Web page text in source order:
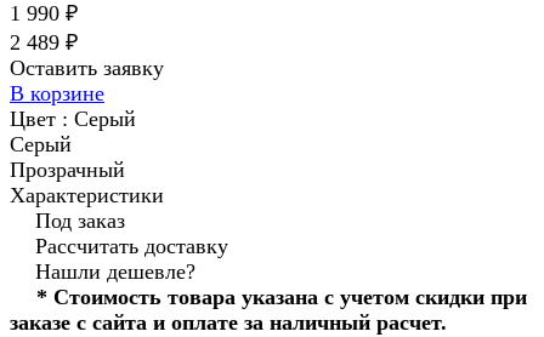
1 990 ₽
2 489 ₽
Оставить заявку
В корзине
Цвет : Серый
Серый
Прозрачный
Характеристики
Под заказ
Рассчитать доставку
Нашли дешевле?
* Стоимость товара указана с учетом скидки при
заказе с сайта и оплате за наличный расчет.